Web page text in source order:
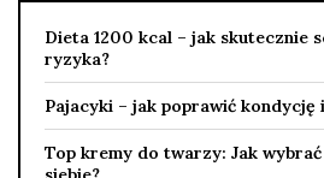
Dieta 1200 kcal – jak skutecznie
ryzyka?
Pajacyki – jak poprawić kondycję
Top kremy do twarzy: Jak